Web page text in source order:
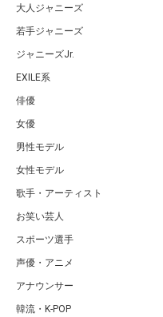
大人ジャニーズ
若手ジャニーズ
ジャニーズJr.
EXILE系
俳優
女優
男性モデル
女性モデル
歌手・アーティスト
お笑い芸人
スポーツ選手
声優・アニメ
アナウンサー
韓流・K-POP